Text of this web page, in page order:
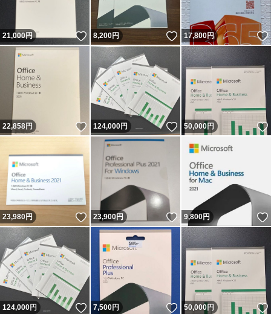
21,000円 いいね！
8,200円 いいね！
17,800円
22,858円 いいね！
124,000円 いいね！
50,000円
23,980円 いいね！
23,900円 いいね！
9,800円
124,000円 いいね！
7,500円 いいね！
50,000円